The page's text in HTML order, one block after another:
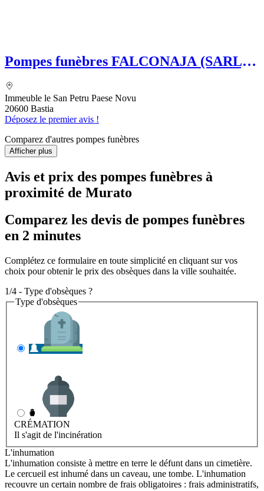
Pompes funèbres FALCONAJA (SARL)
Immeuble le San Petru Paese Novu
20600 Bastia
Déposez le premier avis !
Comparez d'autres pompes funèbres
Afficher plus
Avis et prix des pompes funèbres à
proximité de Murato
Comparez les devis de pompes funèbres
en 2 minutes
Complétez ce formulaire en toute simplicité en cliquant sur vos
choix pour obtenir le prix des obsèques dans la ville souhaitée.
1/4 - Type d'obsèques ?
Type d'obsèques
CRÉMATION
Il s'agit de l'incinération
L'inhumation
L'inhumation consiste à mettre en terre le défunt dans un cimetière.
Le cercueil est inhumé dans un caveau, une tombe. L'inhumation
recouvre un certain nombre de frais obligatoires : frais administratifs,